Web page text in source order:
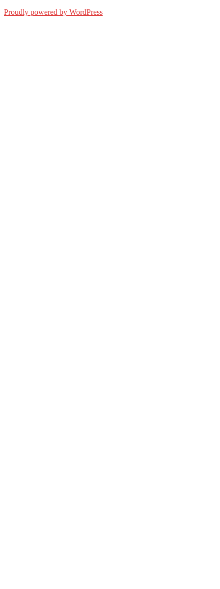
Proudly powered by WordPress